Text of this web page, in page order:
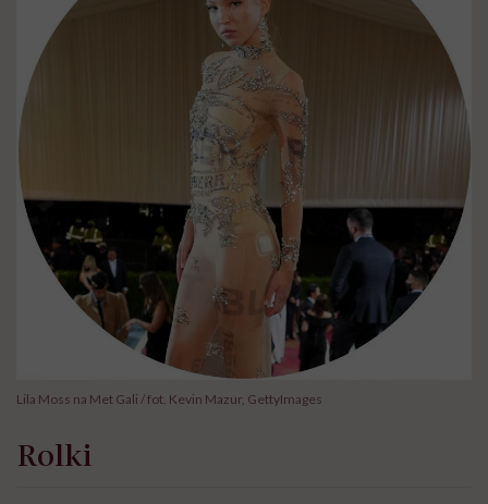
Lila Moss na Met Gali / fot. Kevin Mazur, GettyImages
Rolki